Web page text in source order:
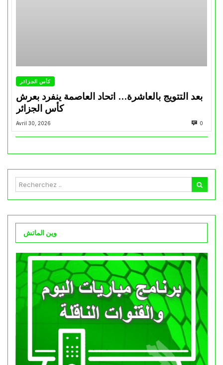
كأس الجزائر
بعد التتويج بالعاشرة… اتحاد العاصمة ينفرد بعرش
كأس الجزائر
Avril 30, 2026 0
وين الماتش